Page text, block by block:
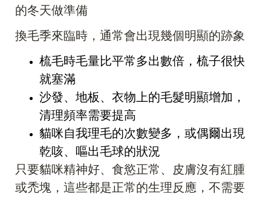
的冬天做準備
換毛季來臨時，通常會出現幾個明顯的跡象
梳毛時毛量比平常多出數倍，梳子很快
就塞滿
沙發、地板、衣物上的毛髮明顯增加，
清理頻率需要提高
貓咪自我理毛的次數變多，或偶爾出現
乾咳、嘔出毛球的狀況
只要貓咪精神好、食慾正常、皮膚沒有紅腫
或禿塊，這些都是正常的生理反應，不需要